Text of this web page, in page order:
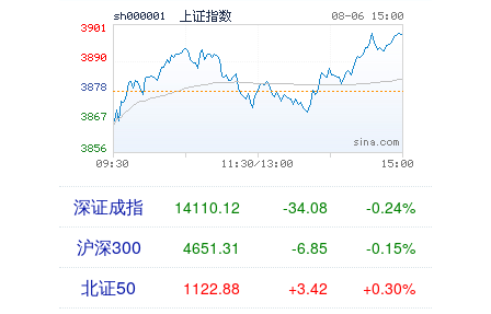
深证成指 14110.12 -34.08 -0.24%
沪深300 4651.31 -6.85 -0.15%
北证50 1122.88 +3.42 +0.30%